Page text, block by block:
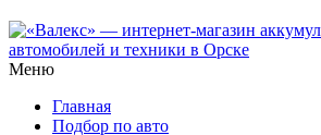
Меню
Главная
Подбор по авто